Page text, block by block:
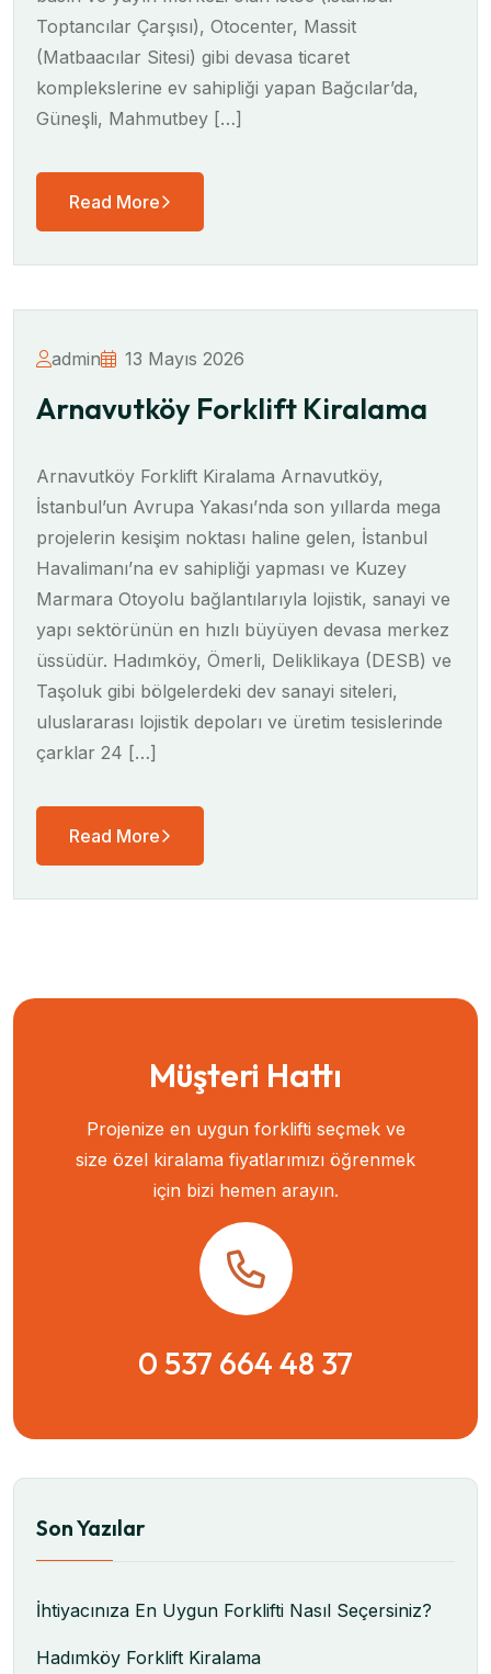
Toptancılar Çarşısı), Otocenter, Massit
(Matbaacılar Sitesi) gibi devasa ticaret
komplekslerine ev sahipliği yapan Bağcılar’da,
Güneşli, Mahmutbey […]
Read More
admin 13 Mayıs 2026
Arnavutköy Forklift Kiralama
Arnavutköy Forklift Kiralama Arnavutköy,
İstanbul’un Avrupa Yakası’nda son yıllarda mega
projelerin kesişim noktası haline gelen, İstanbul
Havalimanı’na ev sahipliği yapması ve Kuzey
Marmara Otoyolu bağlantılarıyla lojistik, sanayi ve
yapı sektörünün en hızlı büyüyen devasa merkez
üssüdür. Hadımköy, Ömerli, Deliklikaya (DESB) ve
Taşoluk gibi bölgelerdeki dev sanayi siteleri,
uluslararası lojistik depoları ve üretim tesislerinde
çarklar 24 […]
Read More
Müşteri Hattı
Projenize en uygun forklifti seçmek ve
size özel kiralama fiyatlarımızı öğrenmek
için bizi hemen arayın.
0 537 664 48 37
Son Yazılar
İhtiyacınıza En Uygun Forklifti Nasıl Seçersiniz?
Hadımköy Forklift Kiralama